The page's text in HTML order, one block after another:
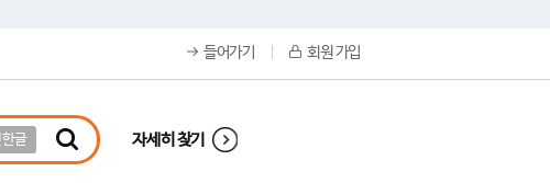
들어가기 회원 가입
글 자세히 찾기